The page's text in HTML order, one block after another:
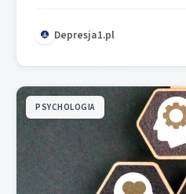
Depresja1.pl
PSYCHOLOGIA